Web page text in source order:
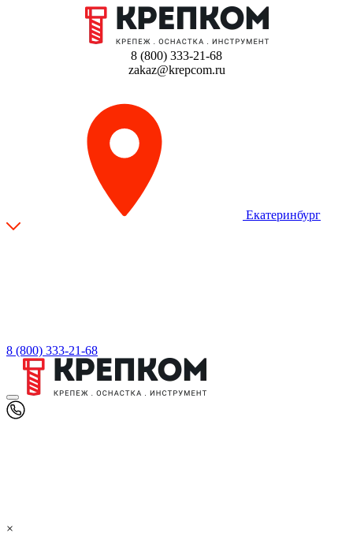
8 (800) 333-21-68
zakaz@krepcom.ru
Екатеринбург
8 (800) 333-21-68
×